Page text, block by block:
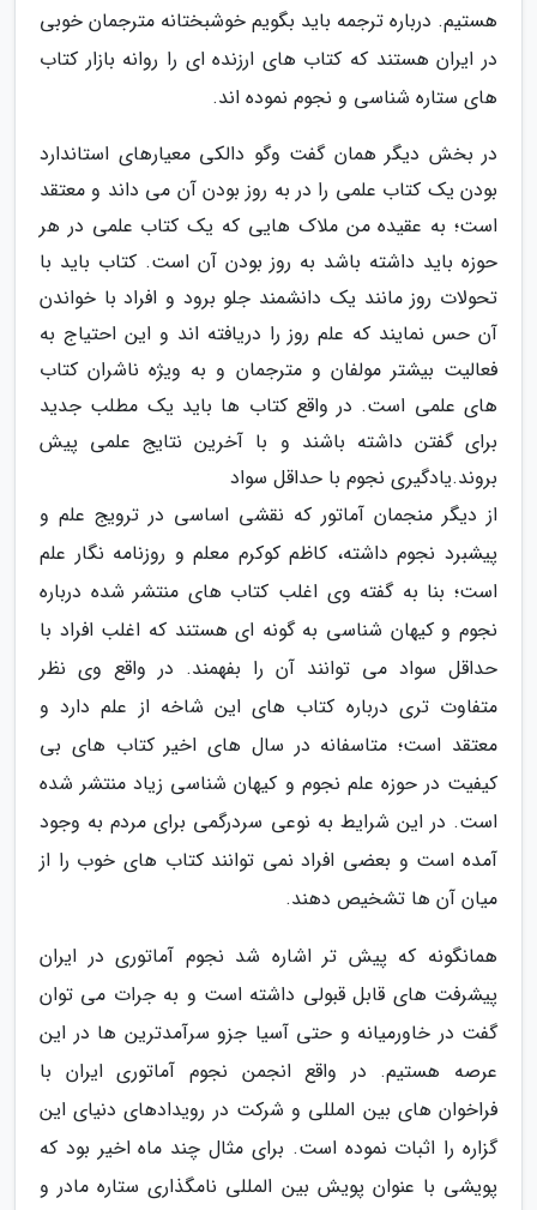
هستیم. درباره ترجمه باید بگویم خوشبختانه مترجمان خوبی
در ایران هستند که کتاب های ارزنده ای را روانه بازار کتاب
های ستاره شناسی و نجوم نموده اند.
در بخش دیگر همان گفت وگو دالکی معیارهای استاندارد
بودن یک کتاب علمی را در به روز بودن آن می داند و معتقد
است؛ به عقیده من ملاک هایی که یک کتاب علمی در هر
حوزه باید داشته باشد به روز بودن آن است. کتاب باید با
تحولات روز مانند یک دانشمند جلو برود و افراد با خواندن
آن حس نمایند که علم روز را دریافته اند و این احتیاج به
فعالیت بیشتر مولفان و مترجمان و به ویژه ناشران کتاب
های علمی است. در واقع کتاب ها باید یک مطلب جدید
برای گفتن داشته باشند و با آخرین نتایج علمی پیش
بروند.یادگیری نجوم با حداقل سواد
از دیگر منجمان آماتور که نقشی اساسی در ترویج علم و
پیشبرد نجوم داشته، کاظم کوکرم معلم و روزنامه نگار علم
است؛ بنا به گفته وی اغلب کتاب های منتشر شده درباره
نجوم و کیهان شناسی به گونه ای هستند که اغلب افراد با
حداقل سواد می توانند آن را بفهمند. در واقع وی نظر
متفاوت تری درباره کتاب های این شاخه از علم دارد و
معتقد است؛ متاسفانه در سال های اخیر کتاب های بی
کیفیت در حوزه علم نجوم و کیهان شناسی زیاد منتشر شده
است. در این شرایط به نوعی سردرگمی برای مردم به وجود
آمده است و بعضی افراد نمی توانند کتاب های خوب را از
میان آن ها تشخیص دهند.
همانگونه که پیش تر اشاره شد نجوم آماتوری در ایران
پیشرفت های قابل قبولی داشته است و به جرات می توان
گفت در خاورمیانه و حتی آسیا جزو سرآمدترین ها در این
عرصه هستیم. در واقع انجمن نجوم آماتوری ایران با
فراخوان های بین المللی و شرکت در رویدادهای دنیای این
گزاره را اثبات نموده است. برای مثال چند ماه اخیر بود که
پویشی با عنوان پویش بین المللی نامگذاری ستاره مادر و